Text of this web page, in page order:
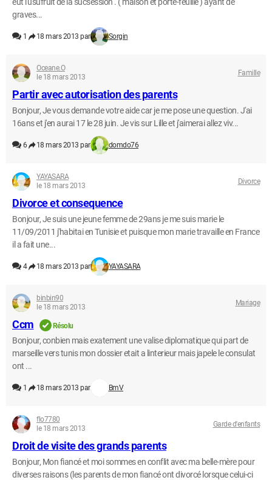
graves...
1 18 mars 2013 par Sorgin
Oceane.O
le 18 mars 2013
Famille
Partir avec autorisation des parents
Bonjour, Je vous demande votre aide car je me pose une question. J'ai
16ans et j'en aurai 17 le 28 juin. Je vis sur Lille et j'aimerai allez viv...
6 18 mars 2013 par domdo76
YAYASARA
le 18 mars 2013
Divorce
Divorce et consequence
Bonjour, Je suis une jeune femme de 29ans je me suis marie le
11/09/2011 j'habitai en Tunisie et puisque mon marie travaille en France
il a fait une...
4 18 mars 2013 par YAYASARA
binbin90
le 18 mars 2013
Mariage
Ccm Résolu
Bonjour, conbien mais exatement une valise diplomatique qui part de
marseille vers tunis mon dossier etait a linterieur mais japele le consulat
ont ...
1 18 mars 2013 par BmV
flo7780
le 18 mars 2013
Garde d'enfants
Droit de visite des grands parents
Bonjour, Mon fiancé et moi sommes en conflit avec ma belle-mère pour
diverses raisons (les parents de mon fiancé ont divorcé lorsque celui-ci